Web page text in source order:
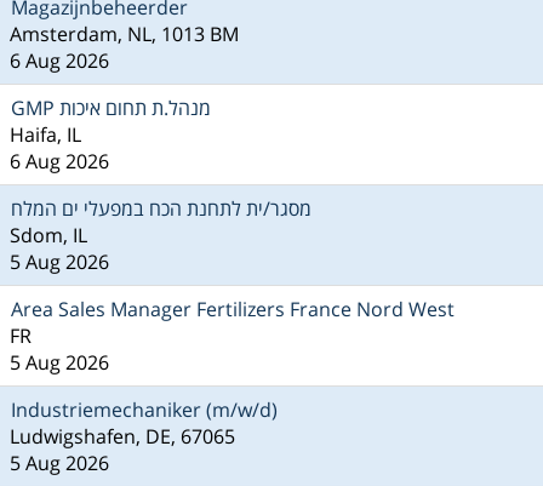
Magazijnbeheerder
Amsterdam, NL, 1013 BM
6 Aug 2026
GMP מנהל.ת תחום איכות
Haifa, IL
6 Aug 2026
מסגר/ית לתחנת הכח במפעלי ים המלח
Sdom, IL
5 Aug 2026
Area Sales Manager Fertilizers France Nord West
FR
5 Aug 2026
Industriemechaniker (m/w/d)
Ludwigshafen, DE, 67065
5 Aug 2026